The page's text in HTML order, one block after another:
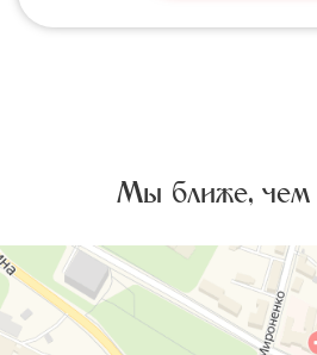
Мы ближе, чем